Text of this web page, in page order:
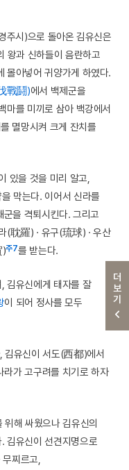
더보기
주시)으로 돌아온 김유신은
왕과 신하들이 음란하고
몰아넣어 귀양가게 하였다.
戰鬪)에서 백제군을
마를 미끼로 삼아 백강에서
멸망시켜 크게 잔치를
있을 것을 미리 알고,
막는다. 이어서 신라를
을 격퇴시킨다. 그리고
(耽羅) · 유구(琉球) · 우산
)주7를 받는다.
김유신에게 태자를 잘
이 되어 정사를 모두
김유신이 서도(西都)에서
라가 고구려를 치기로 하자
위해 싸웠으나 김유신의
김유신이 선견지명으로
찌르고,